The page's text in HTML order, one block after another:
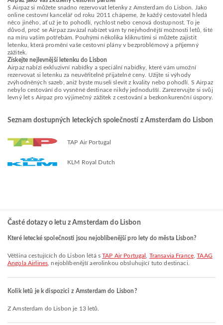
S Airpaz si můžete snadno rezervovat letenky z Amsterdam do Lisbon. Jako
online cestovní kancelář od roku 2011 chápeme, že každý cestovatel hledá
něco jiného, ať už je to pohodlí, rychlost nebo cenová dostupnost. To je
důvod, proč se Airpaz zavázal nabízet vám ty nejvhodnější možnosti letů, šité
na míru vašim potřebám. Pouhými několika kliknutími si můžete zajistit
letenku, která promění vaše cestovní plány v bezproblémový a příjemný
zážitek.
Získejte nejlevnější letenku do Lisbon
Airpaz nabízí exkluzivní nabídky a speciální nabídky, které vám umožní
rezervovat si letenku za neuvěřitelně přijatelné ceny. Užijte si výhody
zvýhodněných sazeb, aniž byste museli slevit z kvality nebo pohodlí. S Airpaz
nebylo cestování do vysněné destinace nikdy jednodušší. Zarezervujte si svůj
levný let s Airpaz pro výjimečný zážitek z cestování a bezkonkurenční úspory.
Seznam dostupných leteckých společností z Amsterdam do Lisbon
TAP Air Portugal
KLM Royal Dutch
Časté dotazy o letu z Amsterdam do Lisbon
Které letecké společnosti jsou nejoblíbenější pro lety do města Lisbon?
Většina cestujících do Lisbon létá sTAP Air Portugal Transavia France,TAAG
Angola Airlines , nejoblíbenější aerolinkou obsluhující tuto destinaci.
Kolik letů je k dispozici z Amsterdam do Lisbon?
Z Amsterdam do Lisbon je 13 letů.